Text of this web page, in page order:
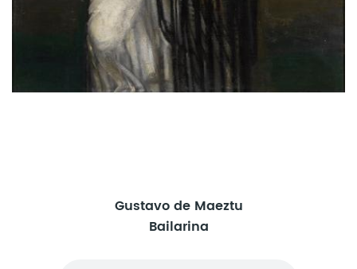
Gustavo de Maeztu
Bailarina